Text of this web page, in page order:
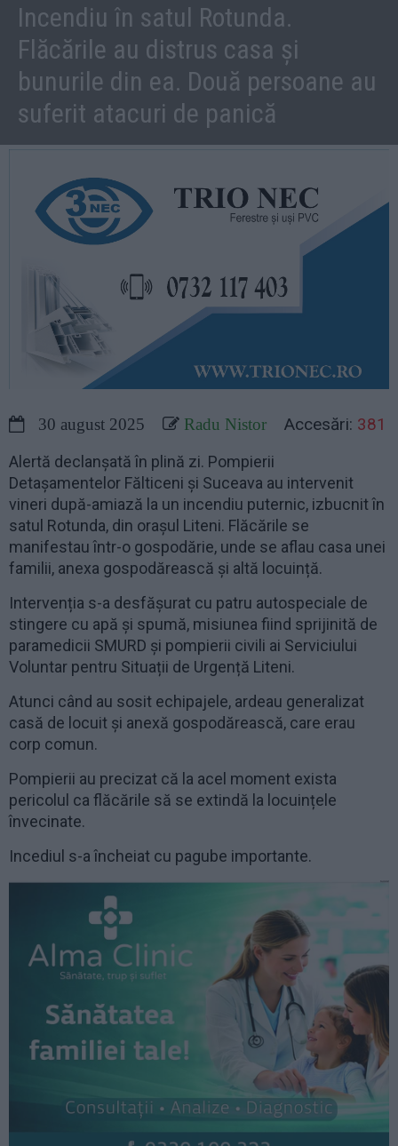
Incendiu în satul Rotunda.
Flăcările au distrus casa și
bunurile din ea. Două persoane au
suferit atacuri de panică
30 august 2025 Radu Nistor Accesări: 381
Alertă declanșată în plină zi. Pompierii
Detașamentelor Fălticeni și Suceava au intervenit
vineri după-amiază la un incendiu puternic, izbucnit în
satul Rotunda, din orașul Liteni. Flăcările se
manifestau într-o gospodărie, unde se aflau casa unei
familii, anexa gospodărească și altă locuință.
Intervenția s-a desfășurat cu patru autospeciale de
stingere cu apă și spumă, misiunea fiind sprijinită de
paramedicii SMURD și pompierii civili ai Serviciului
Voluntar pentru Situații de Urgență Liteni.
Atunci când au sosit echipajele, ardeau generalizat
casă de locuit și anexă gospodărească, care erau
corp comun.
Pompierii au precizat că la acel moment exista
pericolul ca flăcările să se extindă la locuințele
învecinate.
Incediul s-a încheiat cu pagube importante.